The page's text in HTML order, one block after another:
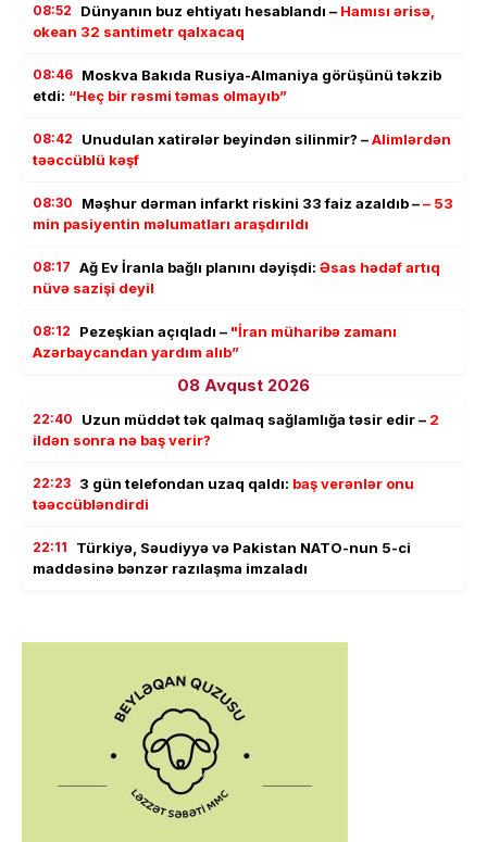
08:52 Dünyanın buz ehtiyatı hesablandı – Hamısı ərisə,
okean 32 santimetr qalxacaq
08:46 Moskva Bakıda Rusiya-Almaniya görüşünü təkzib
etdi: “Heç bir rəsmi təmas olmayıb”
08:42 Unudulan xatirələr beyindən silinmir? –Alimlərdən
təəccüblü kəşf
08:30 Məşhur dərman infarkt riskini 33 faiz azaldıb –– 53
min pasiyentin məlumatları araşdırıldı
08:17 Ağ Ev İranla bağlı planını dəyişdi: Əsas hədəf artıq
nüvə sazişi deyil
08:12 Pezeşkian açıqladı – "İran müharibə zamanı
Azərbaycandan yardım alıb”
08 Avqust 2026
22:40 Uzun müddət tək qalmaq sağlamlığa təsir edir – 2
ildən sonra nə baş verir?
22:23 3 gün telefondan uzaq qaldı: baş verənlər onu
təəccübləndirdi
22:11
Türkiyə, Səudiyyə və Pakistan NATO-nun 5-ci
maddəsinə bənzər razılaşma imzaladı